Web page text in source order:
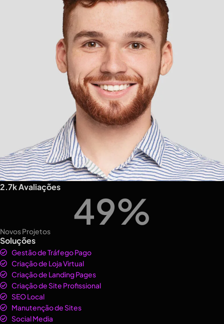
2.7k Avaliações
49%
Novos Projetos
Soluções
Gestão de Tráfego Pago
Criação de Loja Virtual
Criação de Landing Pages
Criação de Site Profissional
SEO Local
Manutenção de Sites
Social Media